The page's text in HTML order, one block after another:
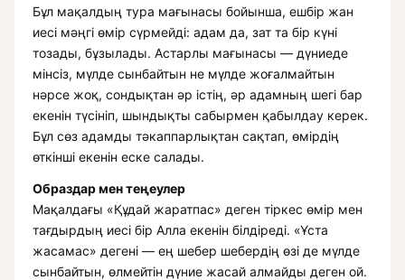
Бұл мақалдың тура мағынасы бойынша, ешбір жан
иесі мәңгі өмір сүрмейді: адам да, зат та бір күні
тозады, бұзылады. Астарлы мағынасы — дүниеде
мінсіз, мүлде сынбайтын не мүлде жоғалмайтын
нәрсе жоқ, сондықтан әр істің, әр адамның шегі бар
екенін түсініп, шындықты сабырмен қабылдау керек.
Бұл сөз адамды тәкаппарлықтан сақтап, өмірдің
өткінші екенін еске салады.
Образдар мен теңеулер
Мақалдағы «Құдай жаратпас» деген тіркес өмір мен
тағдырдың иесі бір Алла екенін білдіреді. «Ұста
жасамас» дегені — ең шебер шебердің өзі де мүлде
сынбайтын, өлмейтін дүние жасай алмайды деген ой.